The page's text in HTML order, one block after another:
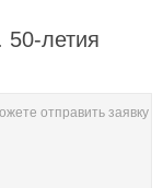
50-летия
отправить заявку